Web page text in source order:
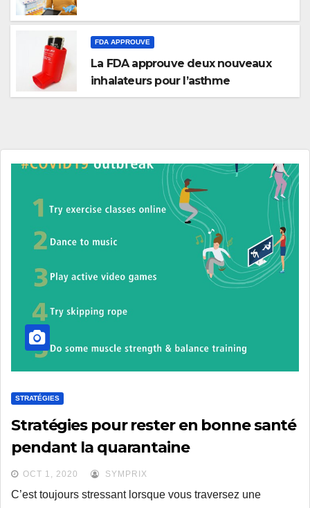
FDA APPROUVE
La FDA approuve deux nouveaux
inhalateurs pour l’asthme
STRATÉGIES
Stratégies pour rester en bonne santé
pendant la quarantaine
OCT 1, 2020 SYMPRIX
C’est toujours stressant lorsque vous traversez une